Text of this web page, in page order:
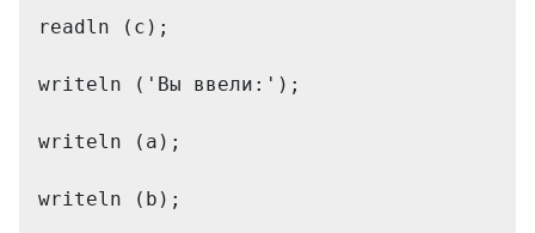
readln (c);
writeln ('Вы ввели:');
writeln (a);
writeln (b);